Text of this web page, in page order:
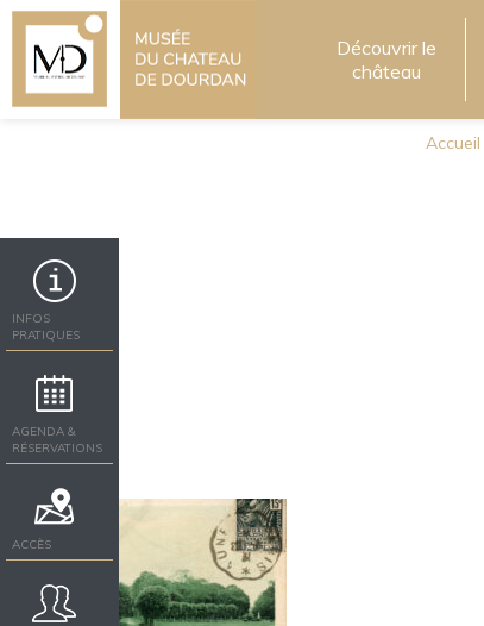
Découvrir le
château
INFOS
PRATIQUES
AGENDA &
RÉSERVATIONS
ACCÈS
Accueil